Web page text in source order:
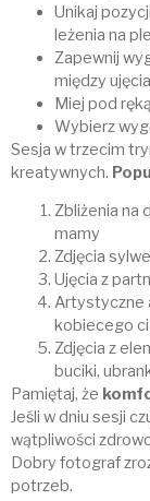
Unikaj
leżenia na
Zapewnij
między
Miej pod
Wybierz
Sesja w trzecim
kreatywnych.
Zbliżenia na
mamy
Zdjęcia
Ujęcia z
Artystyczne
kobiecego
Zdjęcia z
buciki,
Pamiętaj, że
Jeśli w dniu sesji
wątpliwości
Dobry fotograf
potrzeb.